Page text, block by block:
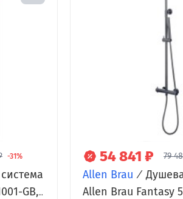
-31%
GB,
54 841 ₽ 79
Allen Brau /
Allen Brau Fantasy